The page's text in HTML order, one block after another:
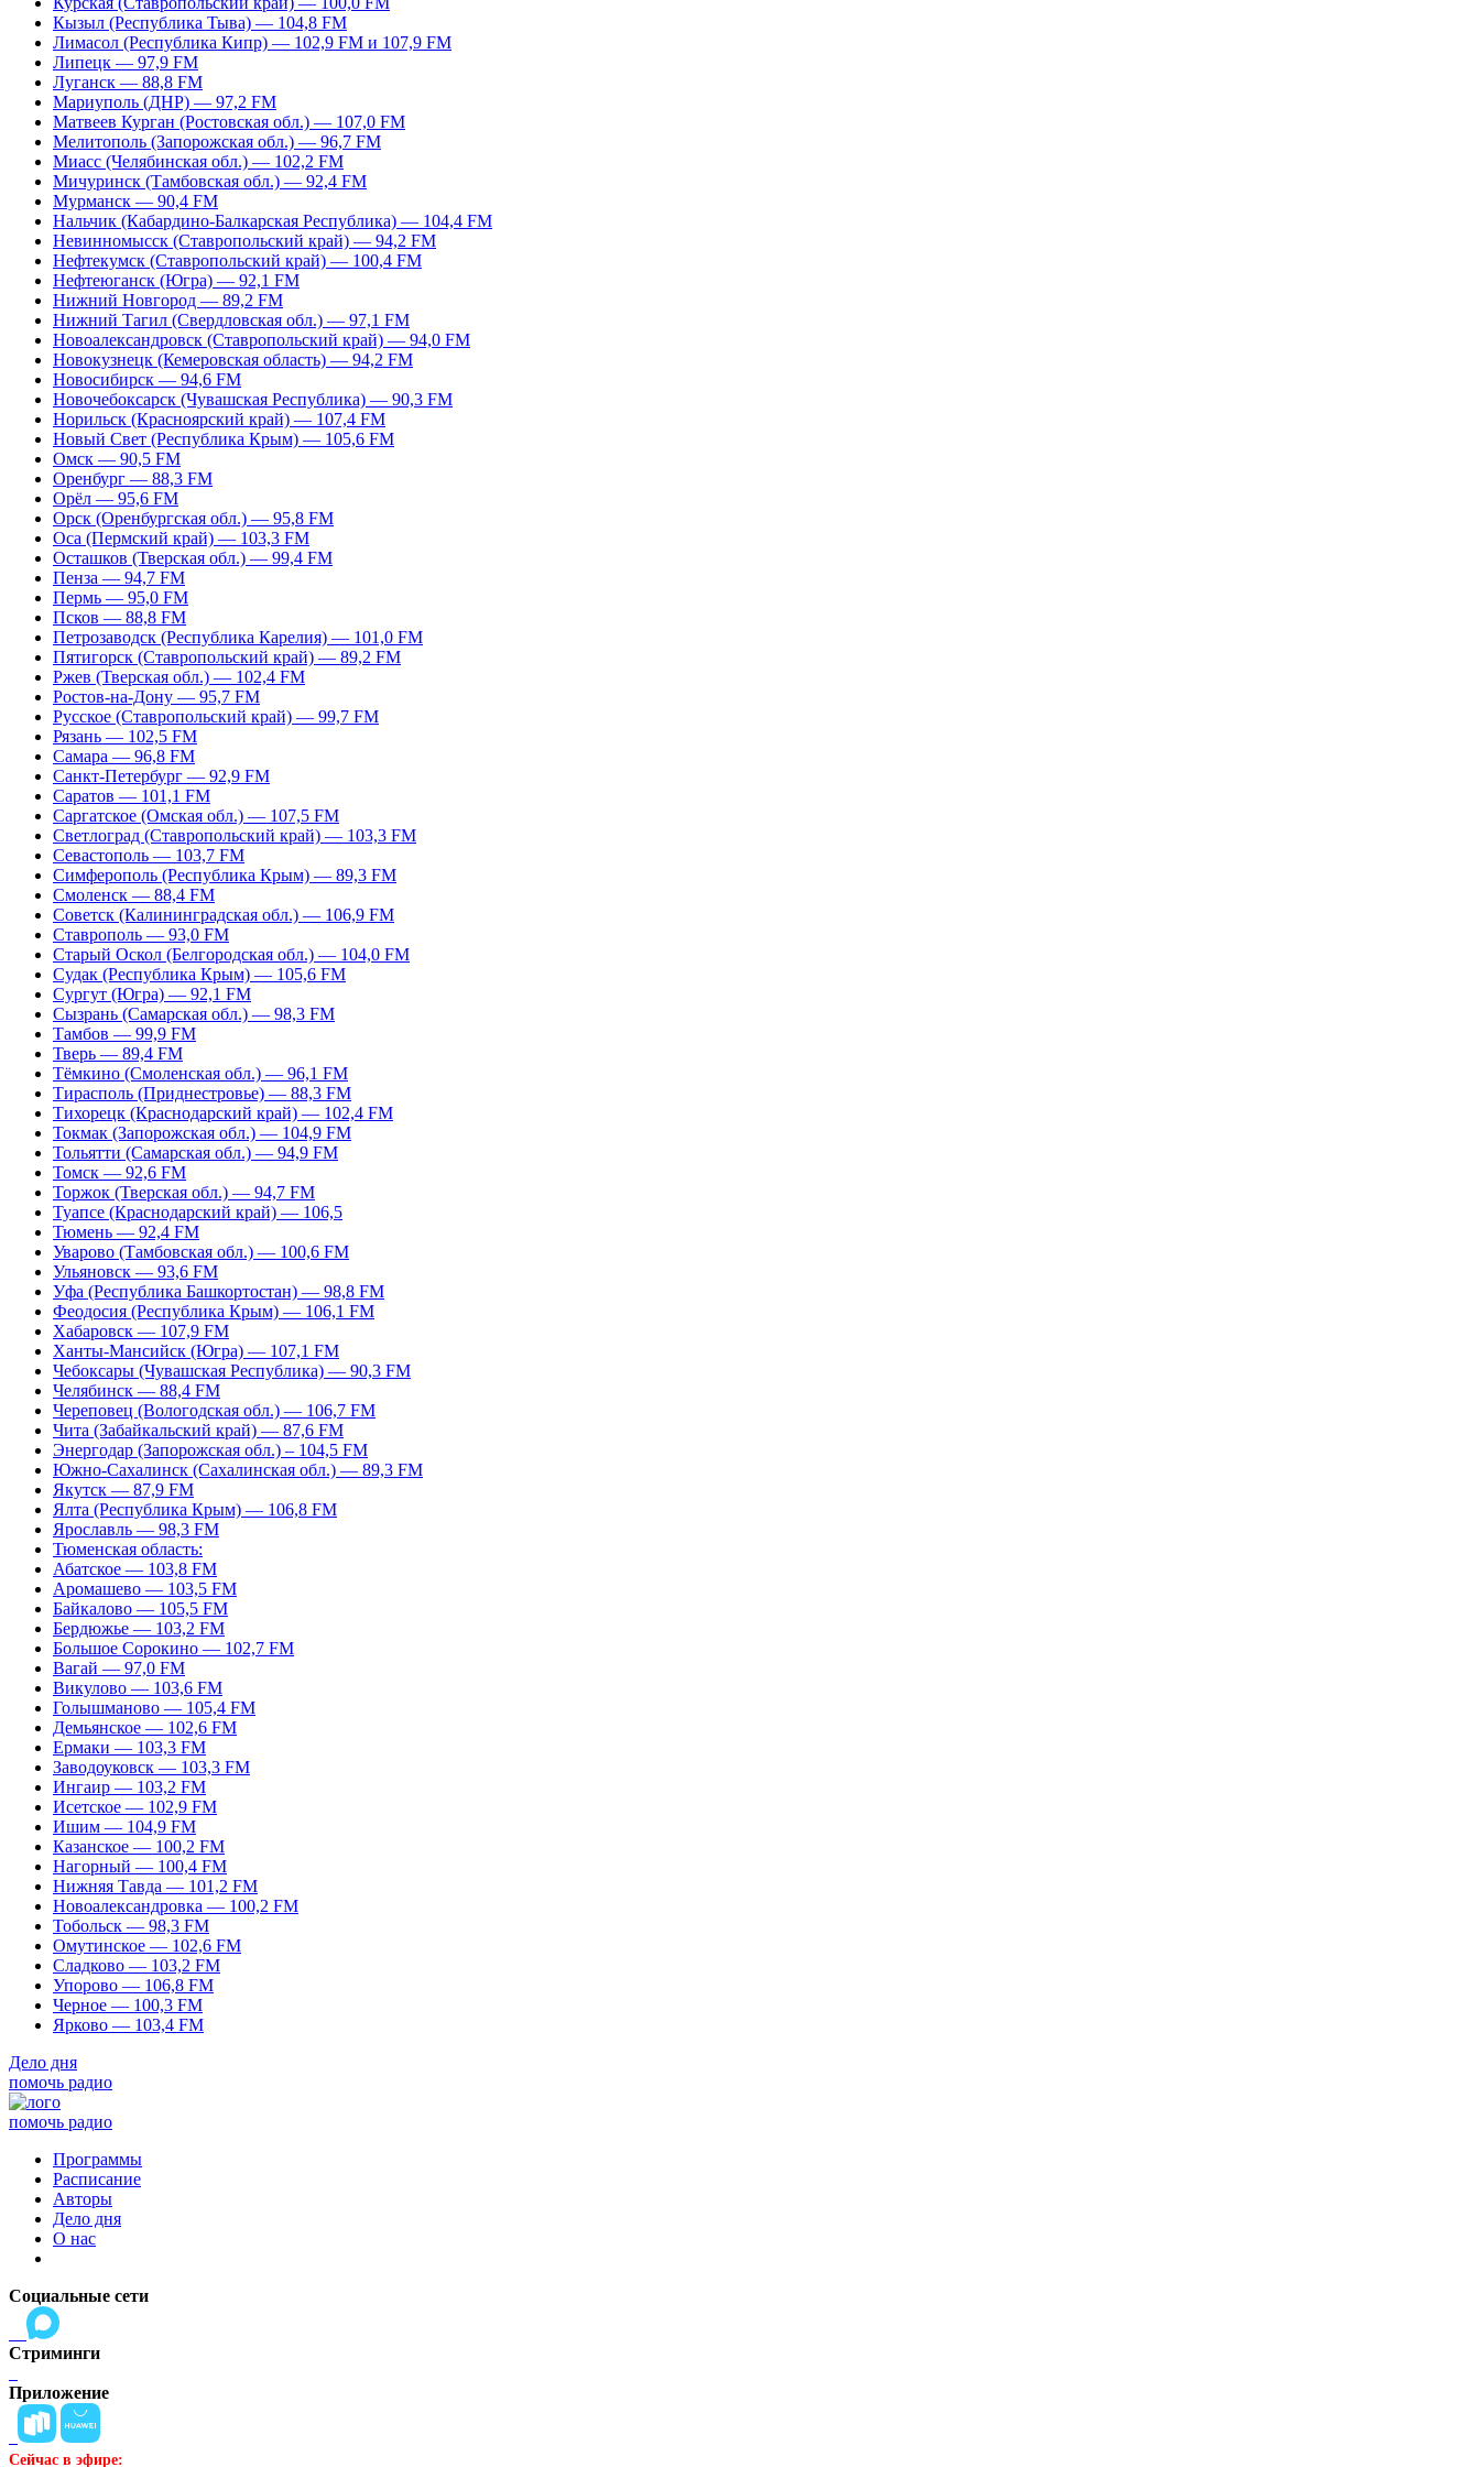
Кызыл (Республика Тыва) — 104,8 FM
Лимасол (Республика Кипр) — 102,9 FM и 107,9 FM
Липецк — 97,9 FM
Луганск — 88,8 FM
Мариуполь (ДНР) — 97,2 FM
Матвеев Курган (Ростовская обл.) — 107,0 FM
Мелитополь (Запорожская обл.) — 96,7 FM
Миасс (Челябинская обл.) — 102,2 FM
Мичуринск (Тамбовская обл.) — 92,4 FM
Мурманск — 90,4 FM
Нальчик (Кабардино-Балкарская Республика) — 104,4 FM
Невинномысск (Ставропольский край) — 94,2 FM
Нефтекумск (Ставропольский край) — 100,4 FM
Нефтеюганск (Югра) — 92,1 FM
Нижний Новгород — 89,2 FM
Нижний Тагил (Свердловская обл.) — 97,1 FM
Новоалександровск (Ставропольский край) — 94,0 FM
Новокузнецк (Кемеровская область) — 94,2 FM
Новосибирск — 94,6 FM
Новочебоксарск (Чувашская Республика) — 90,3 FM
Норильск (Красноярский край) — 107,4 FM
Новый Свет (Республика Крым) — 105,6 FM
Омск — 90,5 FM
Оренбург — 88,3 FM
Орёл — 95,6 FM
Орск (Оренбургская обл.) — 95,8 FM
Оса (Пермский край) — 103,3 FM
Осташков (Тверская обл.) — 99,4 FM
Пенза — 94,7 FM
Пермь — 95,0 FM
Псков — 88,8 FM
Петрозаводск (Республика Карелия) — 101,0 FM
Пятигорск (Ставропольский край) — 89,2 FM
Ржев (Тверская обл.) — 102,4 FM
Ростов-на-Дону — 95,7 FM
Русское (Ставропольский край) — 99,7 FM
Рязань — 102,5 FM
Самара — 96,8 FM
Санкт-Петербург — 92,9 FM
Саратов — 101,1 FM
Саргатское (Омская обл.) — 107,5 FM
Светлоград (Ставропольский край) — 103,3 FM
Севастополь — 103,7 FM
Симферополь (Республика Крым) — 89,3 FM
Смоленск — 88,4 FM
Советск (Калининградская обл.) — 106,9 FM
Ставрополь — 93,0 FM
Старый Оскол (Белгородская обл.) — 104,0 FM
Судак (Республика Крым) — 105,6 FM
Сургут (Югра) — 92,1 FM
Сызрань (Самарская обл.) — 98,3 FM
Тамбов — 99,9 FM
Тверь — 89,4 FM
Тёмкино (Смоленская обл.) — 96,1 FM
Тирасполь (Приднестровье) — 88,3 FM
Тихорецк (Краснодарский край) — 102,4 FM
Токмак (Запорожская обл.) — 104,9 FM
Тольятти (Самарская обл.) — 94,9 FM
Томск — 92,6 FM
Торжок (Тверская обл.) — 94,7 FM
Туапсе (Краснодарский край) — 106,5
Тюмень — 92,4 FM
Уварово (Тамбовская обл.) — 100,6 FM
Ульяновск — 93,6 FM
Уфа (Республика Башкортостан) — 98,8 FM
Феодосия (Республика Крым) — 106,1 FM
Хабаровск — 107,9 FM
Ханты-Мансийск (Югра) — 107,1 FM
Чебоксары (Чувашская Республика) — 90,3 FM
Челябинск — 88,4 FM
Череповец (Вологодская обл.) — 106,7 FM
Чита (Забайкальский край) — 87,6 FM
Энергодар (Запорожская обл.) – 104,5 FM
Южно-Сахалинск (Сахалинская обл.) — 89,3 FM
Якутск — 87,9 FM
Ялта (Республика Крым) — 106,8 FM
Ярославль — 98,3 FM
Тюменская область:
Абатское — 103,8 FM
Аромашево — 103,5 FM
Байкалово — 105,5 FM
Бердюжье — 103,2 FM
Большое Сорокино — 102,7 FM
Вагай — 97,0 FM
Викулово — 103,6 FM
Голышманово — 105,4 FM
Демьянское — 102,6 FM
Ермаки — 103,3 FM
Заводоуковск — 103,3 FM
Ингаир — 103,2 FM
Исетское — 102,9 FM
Ишим — 104,9 FM
Казанское — 100,2 FM
Нагорный — 100,4 FM
Нижняя Тавда — 101,2 FM
Новоалександровка — 100,2 FM
Тобольск — 98,3 FM
Омутинское — 102,6 FM
Сладково — 103,2 FM
Упорово — 106,8 FM
Черное — 100,3 FM
Ярково — 103,4 FM
Дело дня
помочь радио
помочь радио
Программы
Расписание
Авторы
Дело дня
О нас
Социальные сети
Стриминги
Приложение
Сейчас в эфире: